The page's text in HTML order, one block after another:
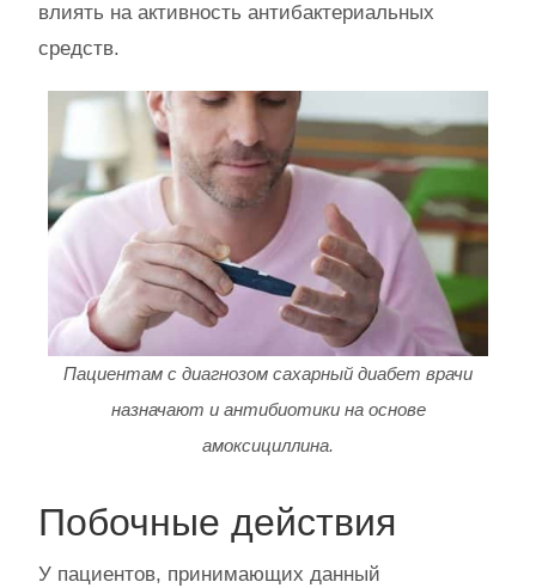
влиять на активность антибактериальных
средств.
Пациентам с диагнозом сахарный диабет врачи
назначают и антибиотики на основе
амоксициллина.
Побочные действия
У пациентов, принимающих данный